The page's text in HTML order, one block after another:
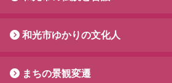
和光市ゆかりの文化人
まちの景観変遷